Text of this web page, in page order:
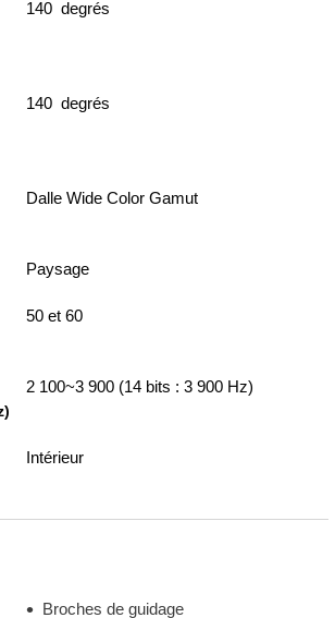
140 degrés
140 degrés
Dalle Wide Color Gamut
Paysage
50 et 60
2 100~3 900 (14 bits : 3 900 Hz)
Intérieur
Broches de guidage